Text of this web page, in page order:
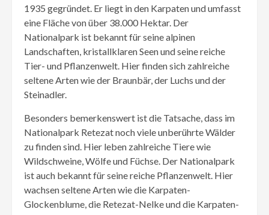
1935 gegründet. Er liegt in den Karpaten und umfasst
eine Fläche von über 38.000 Hektar. Der
Nationalpark ist bekannt für seine alpinen
Landschaften, kristallklaren Seen und seine reiche
Tier- und Pflanzenwelt. Hier finden sich zahlreiche
seltene Arten wie der Braunbär, der Luchs und der
Steinadler.
Besonders bemerkenswert ist die Tatsache, dass im
Nationalpark Retezat noch viele unberührte Wälder
zu finden sind. Hier leben zahlreiche Tiere wie
Wildschweine, Wölfe und Füchse. Der Nationalpark
ist auch bekannt für seine reiche Pflanzenwelt. Hier
wachsen seltene Arten wie die Karpaten-
Glockenblume, die Retezat-Nelke und die Karpaten-